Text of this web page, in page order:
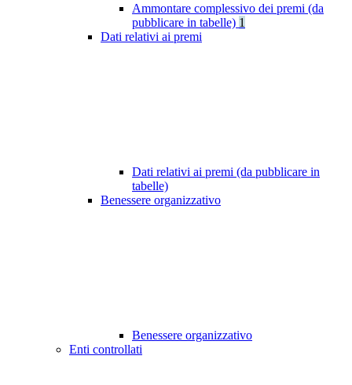
Ammontare complessivo dei premi (da
pubblicare in tabelle) 1
Dati relativi ai premi
Dati relativi ai premi (da pubblicare in
tabelle)
Benessere organizzativo
Benessere organizzativo
Enti controllati